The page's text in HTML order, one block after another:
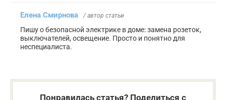
Елена Смирнова / автор статьи
Пишу о безопасной электрике в доме: замена розеток,
выключателей, освещение. Просто и понятно для
неспециалиста.
Понравилась статья? Поделиться с